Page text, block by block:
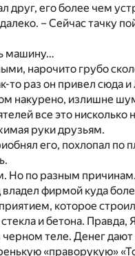
друг, его более чем
– Сейчас тачку
машину…
нарочито грубо
то раз он привел сюда
накурено, излишне
все это нисколько
руки друзьям.
его, похлопал по
Но по разным
фирмой куда
которое
и бетона. Правда,
черном теле. Денег
«праворукую»